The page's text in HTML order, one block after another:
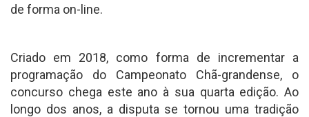
de forma on-line.
Criado em 2018, como forma de incrementar a
programação do Campeonato Chã-grandense, o
concurso chega este ano à sua quarta edição. Ao
longo dos anos, a disputa se tornou uma tradição